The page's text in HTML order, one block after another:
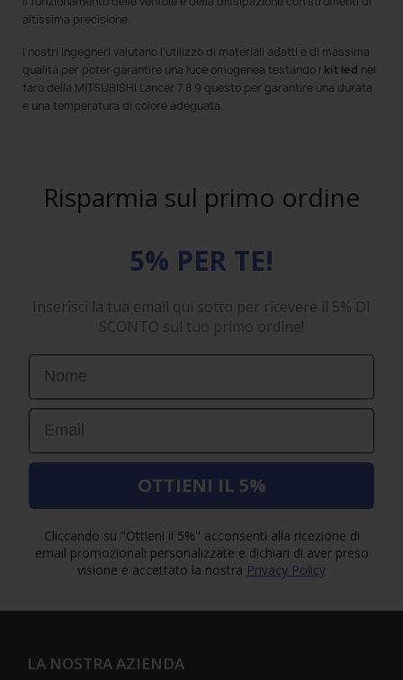
altissima precisione.
I nostri ingegneri valutano l'utilizzo di materiali adatti e di massima
qualità per poter garantire una luce omogenea testando i kit led nel
faro della MITSUBISHI Lancer 7 8 9 questo per garantire una durata
e una temperatura di colore adeguata.
Risparmia sul primo ordine
5% PER TE!
Inserisci la tua email qui sotto per ricevere il 5% DI
SCONTO sul tuo primo ordine!
First Name
Email
OTTIENI IL 5%
Cliccando su "Ottieni il 5%" acconsenti alla ricezione di
email promozionali personalizzate e dichiari di aver preso
visione e accettato la nostra Privacy Policy
LA NOSTRA AZIENDA